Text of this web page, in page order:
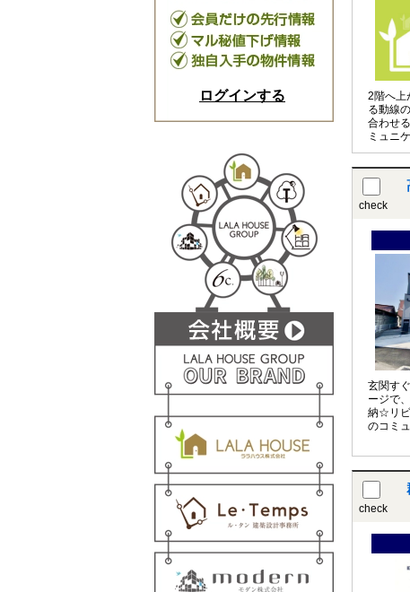
2階へ上
る動線
合わせ
ミュニ
住まい♪
check
玄関す
ージで
納☆リビ
のコミ
圏内☆
check
ログインする